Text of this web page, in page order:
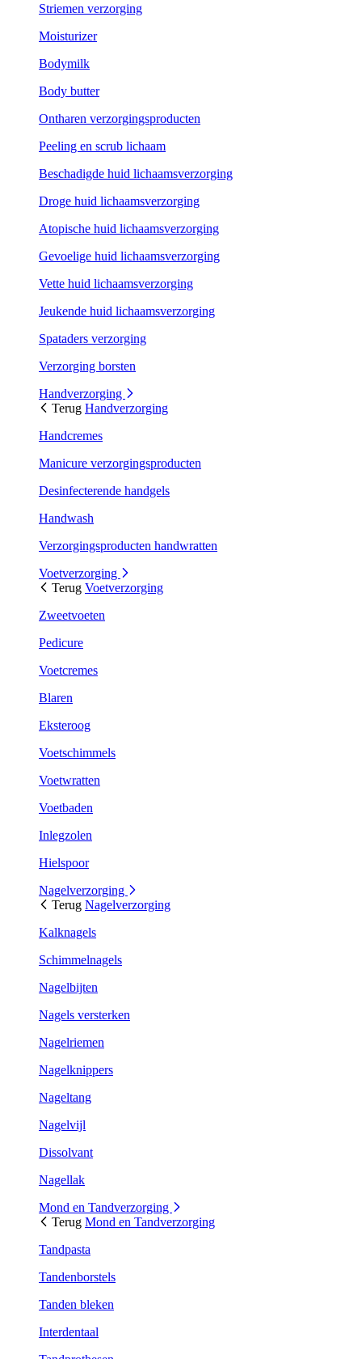
Striemen verzorging
Moisturizer
Bodymilk
Body butter
Ontharen verzorgingsproducten
Peeling en scrub lichaam
Beschadigde huid lichaamsverzorging
Droge huid lichaamsverzorging
Atopische huid lichaamsverzorging
Gevoelige huid lichaamsverzorging
Vette huid lichaamsverzorging
Jeukende huid lichaamsverzorging
Spataders verzorging
Verzorging borsten
Handverzorging
Terug Handverzorging
Handcremes
Manicure verzorgingsproducten
Desinfecterende handgels
Handwash
Verzorgingsproducten handwratten
Voetverzorging
Terug Voetverzorging
Zweetvoeten
Pedicure
Voetcremes
Blaren
Eksteroog
Voetschimmels
Voetwratten
Voetbaden
Inlegzolen
Hielspoor
Nagelverzorging
Terug Nagelverzorging
Kalknagels
Schimmelnagels
Nagelbijten
Nagels versterken
Nagelriemen
Nagelknippers
Nageltang
Nagelvijl
Dissolvant
Nagellak
Mond en Tandverzorging
Terug Mond en Tandverzorging
Tandpasta
Tandenborstels
Tanden bleken
Interdentaal